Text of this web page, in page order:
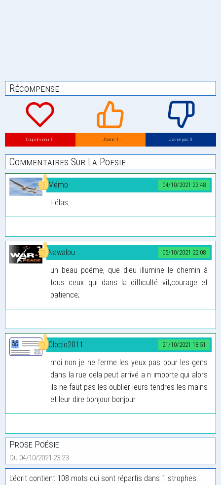
Récompense
Coup de coeur: 0 J’aime: 1 J’aime pas: 0
Commentaires Sur La Poesie
04/10/2021 23:48
Mémo
Hélas...
05/10/2021 22:08
Nawalou
un beau poéme, que dieu illumine le chemin à
tous ceux qui dans la difficulté vit,courage et
patience;
21/10/2021 18:51
Cloclo2011
moi non je ne ferme les yeux pas pour les gens
dans la rue cela peut arrivé a n importe qui alors
ils ne faut pas les oublier leurs tendres les mains
et leur dire bonjour bonjour
Prose Poésie
Du 04/10/2021 23:23
L'écrit contient 108 mots qui sont répartis dans 1 strophes.